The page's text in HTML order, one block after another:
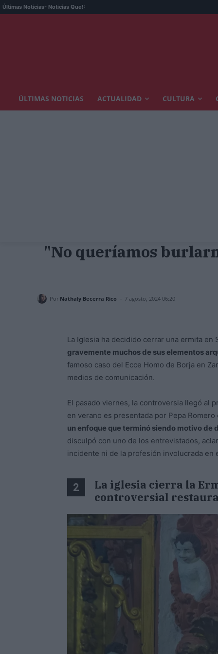
Últimas Noticias- Noticias Que!:
ÚLTIMAS NOTICIAS ACTUALIDAD CULTURA
"No queríamos
Por Nathaly Becerra Rico - 7 agosto, 2024 06:20
La Iglesia ha decidido cerrar una ermita en
gravemente muchos de sus elementos
famoso caso del Ecce Homo de Borja en
medios de comunicación.
El pasado viernes, la controversia llegó al
en verano es presentada por Pepa
un enfoque que terminó siendo motivo de
disculpó con uno de los entrevistados,
incidente ni de la profesión involucrada en
2
La iglesia cierra la
controversial